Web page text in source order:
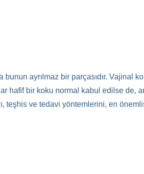
ayrılmaz bir parçasıdır. Vajinal
bir koku normal kabul edilse de,
ve tedavi yöntemlerini, en